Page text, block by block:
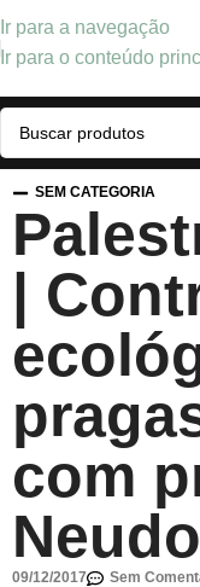
Ir para a navegação
Ir para o conteúdo
SEM CATEGORIA
|
com
09/12/2017 Sem